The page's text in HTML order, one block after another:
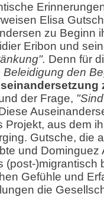
Elisa
zu Beginn
Eribon und
Denn für
Beleidigung den
der Frage,
Projekt, aus dem
Gutsche, die
und Dominguez
(post-)migrantisch
Gefühle und
die